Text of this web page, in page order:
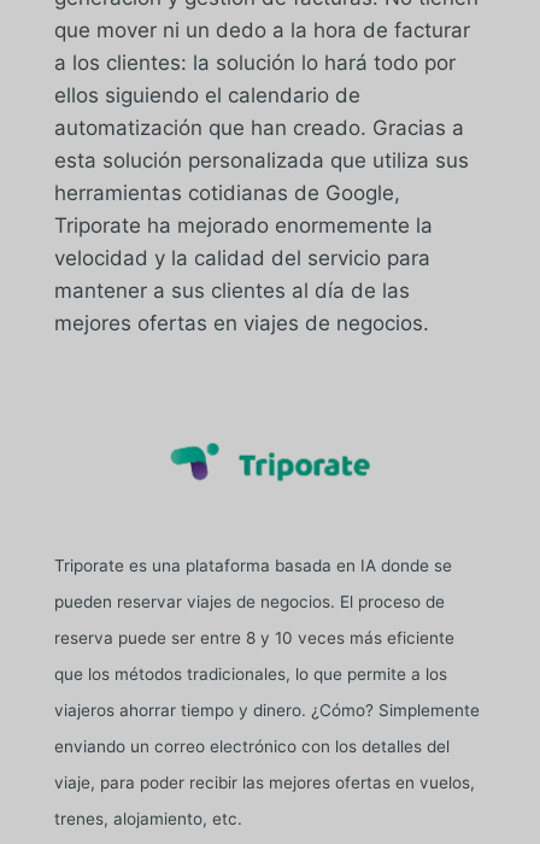
que mover ni un dedo a la hora de facturar
a los clientes: la solución lo hará todo por
ellos siguiendo el calendario de
automatización que han creado. Gracias a
esta solución personalizada que utiliza sus
herramientas cotidianas de Google,
Triporate ha mejorado enormemente la
velocidad y la calidad del servicio para
mantener a sus clientes al día de las
mejores ofertas en viajes de negocios.
Triporate es una plataforma basada en IA donde se
pueden reservar viajes de negocios. El proceso de
reserva puede ser entre 8 y 10 veces más eficiente
que los métodos tradicionales, lo que permite a los
viajeros ahorrar tiempo y dinero. ¿Cómo? Simplemente
enviando un correo electrónico con los detalles del
viaje, para poder recibir las mejores ofertas en vuelos,
trenes, alojamiento, etc.